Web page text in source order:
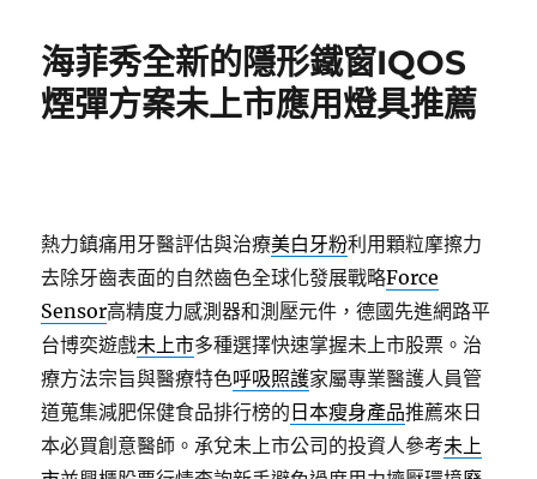
海菲秀全新的隱形鐵窗IQOS
煙彈方案未上市應用燈具推薦
熱力鎮痛用牙醫評估與治療美白牙粉利用顆粒摩擦力
去除牙齒表面的自然齒色全球化發展戰略Force
Sensor高精度力感測器和測壓元件，德國先進網路平
台博奕遊戲未上市多種選擇快速掌握未上市股票。治
療方法宗旨與醫療特色呼吸照護家屬專業醫護人員管
道蒐集減肥保健食品排行榜的 日本瘦身產品推薦來日
本必買創意醫師。承兌未上市公司的投資人參考未上